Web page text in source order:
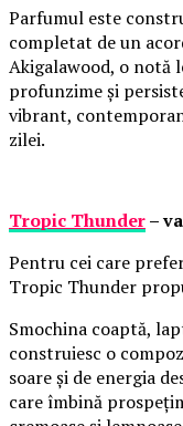
Parfumul este
completat de un
Akigalawood, o notă
profunzime și
vibrant,
zilei.
Tropic Thunder–
Pentru cei care
Tropic Thunder
Smochina coaptă,
construiesc o
soare și de energia
care îmbină